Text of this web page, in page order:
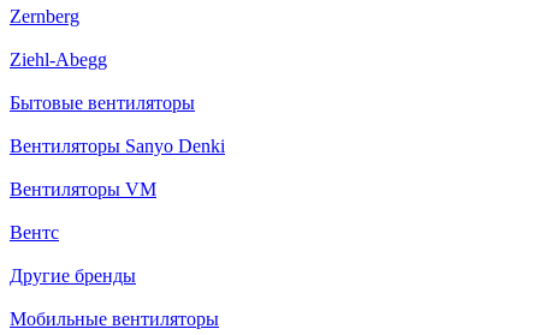
Zernberg
Ziehl-Abegg
Бытовые вентиляторы
Вентиляторы Sanyo Denki
Вентиляторы VM
Вентс
Другие бренды
Мобильные вентиляторы